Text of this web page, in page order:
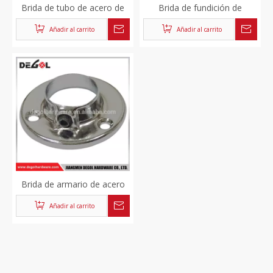
Brida de tubo de acero de
armario de muebles
colgantes de acero
Añadir al carrito
Brida de fundición de
soporte de tubo de armario
de muebles de acero
Añadir al carrito
Brida de armario de acero
inoxidable duradero al por
mayor de China
Añadir al carrito